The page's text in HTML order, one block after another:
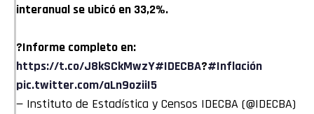
interanual se ubicó en 33,2%.
?Informe completo en:
https://t.co/J8kSCkMwzY#IDECBA?#Inflación
pic.twitter.com/aLn9oziiI5
— Instituto de Estadística y Censos IDECBA (@IDECBA)